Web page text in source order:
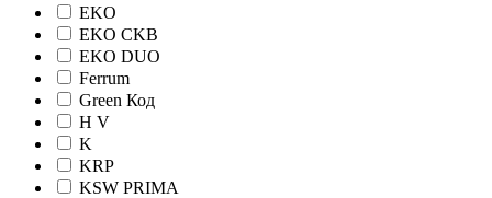
EKO
EKO CKB
EKO DUO
Ferrum
Green Код
H V
K
KRP
KSW PRIMA